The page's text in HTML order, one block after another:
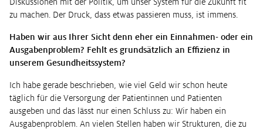
zu machen. Der Druck, dass etwas passieren muss, ist immens.
Haben wir aus Ihrer Sicht denn eher ein Einnahmen- oder ein
Ausgabenproblem? Fehlt es grundsätzlich an Effizienz in
unserem Gesundheitssystem?
Ich habe gerade beschrieben, wie viel Geld wir schon heute
täglich für die Versorgung der Patientinnen und Patienten
ausgeben und das lässt nur einen Schluss zu: Wir haben ein
Ausgabenproblem. An vielen Stellen haben wir Strukturen, die zu